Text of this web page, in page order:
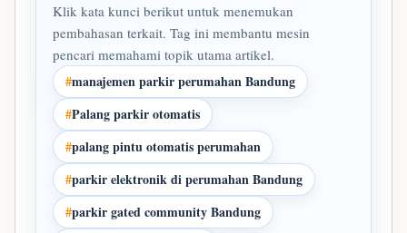
Klik kata kunci berikut untuk menemukan
pembahasan terkait. Tag ini membantu mesin
pencari memahami topik utama artikel.
#manajemen parkir perumahan Bandung
#Palang parkir otomatis
#palang pintu otomatis perumahan
#parkir elektronik di perumahan Bandung
#parkir gated community Bandung